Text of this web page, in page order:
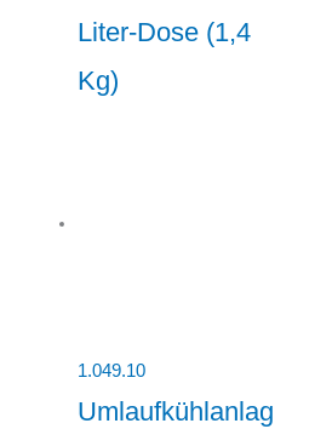
Liter-Dose (1,4
Kg)
1.049.10
Umlaufkühlanlag